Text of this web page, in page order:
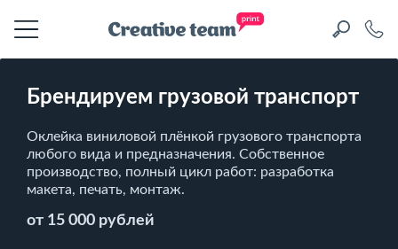
Брендируем грузовой транспорт
Оклейка виниловой плёнкой грузового транспорта
любого вида и предназначения. Собственное
производство, полный цикл работ: разработка
макета, печать, монтаж.
от 15 000 рублей